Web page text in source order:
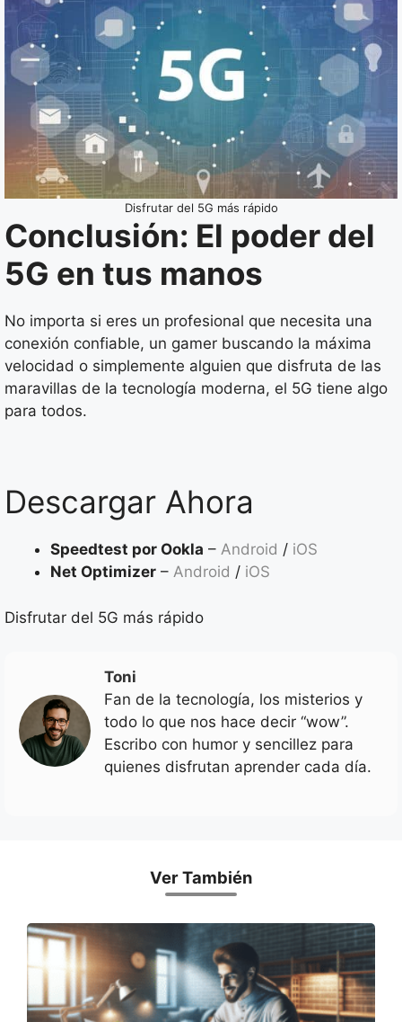
Disfrutar del 5G más rápido
Conclusión: El poder del
5G en tus manos
No importa si eres un profesional que necesita una
conexión confiable, un gamer buscando la máxima
velocidad o simplemente alguien que disfruta de las
maravillas de la tecnología moderna, el 5G tiene algo
para todos.
Descargar Ahora
Speedtest por Ookla – Android / iOS
Net Optimizer – Android / iOS
Disfrutar del 5G más rápido
Toni
Fan de la tecnología, los misterios y
todo lo que nos hace decir “wow”.
Escribo con humor y sencillez para
quienes disfrutan aprender cada día.
Ver También